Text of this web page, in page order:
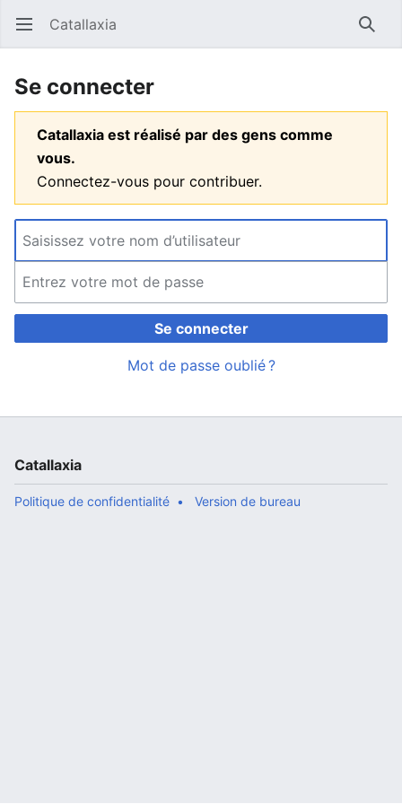
Ouvrir le menu principal Catallaxia
Se connecter
Catallaxia est réalisé par des gens comme
vous.
Connectez-vous pour contribuer.
Se connecter
Mot de passe oublié ?
Catallaxia
Politique de confidentialité Version de bureau